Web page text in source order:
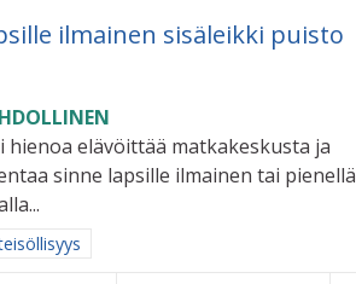
ilmainen sisäleikki puisto
hienoa elävöittää matkakeskusta ja
sinne lapsille ilmainen tai pienellä
tulokset aihepiirin mukaan: Yhteisöllisyys